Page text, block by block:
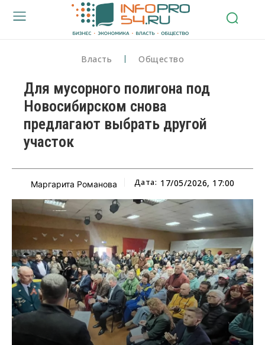
Власть Общество
Для мусорного полигона под
Новосибирском снова
предлагают выбрать другой
участок
Маргарита Романова Дата: 17/05/2026, 17:00